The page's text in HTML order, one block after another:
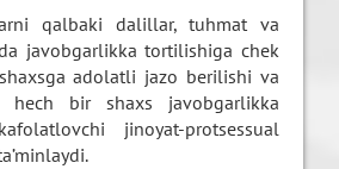
qalbaki dalillar, tuhmat va
javobgarlikka tortilishiga chek
adolatli jazo berilishi va
hech bir shaxs javobgarlikka
jinoyat-protsessual